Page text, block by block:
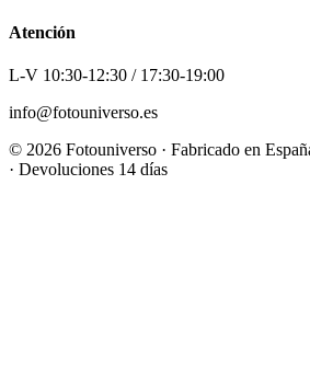
Atención
L-V 10:30-12:30 / 17:30-19:00
info@fotouniverso.es
© 2026 Fotouniverso · Fabricado en
· Devoluciones 14 días